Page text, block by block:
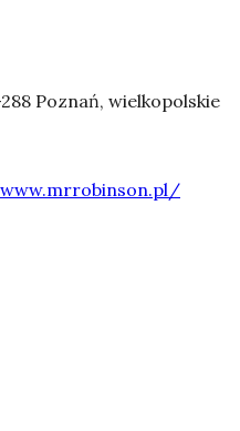
Poznań, wielkopolskie